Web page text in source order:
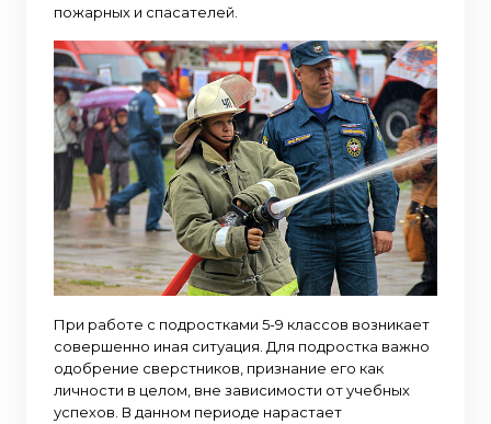
пожарных и спасателей.
При работе с подростками 5-9 классов возникает
совершенно иная ситуация. Для подростка важно
одобрение сверстников, признание его как
личности в целом, вне зависимости от учебных
успехов. В данном периоде нарастает